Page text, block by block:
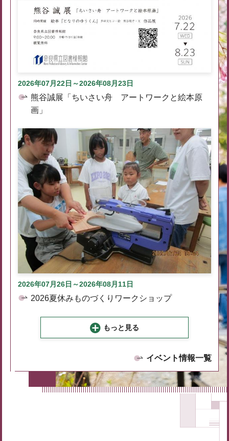
2026年07月22日～2026年08月23日
熊谷誠展「ちいさい舟 アートワークと絵本原
画」
2026年07月26日～2026年08月11日
2026夏休みものづくりワークショップ
もっと見る
イベント情報一覧